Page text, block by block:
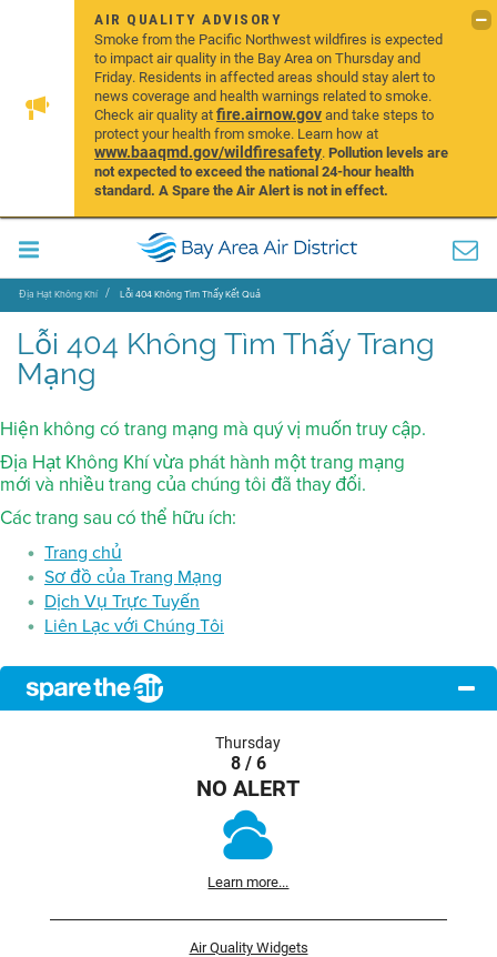
AIR QUALITY ADVISORY
Smoke from the Pacific Northwest wildfires is expected
to impact air quality in the Bay Area on Thursday and
Friday. Residents in affected areas should stay alert to
news coverage and health warnings related to smoke.
Check air quality atfire.airnow.govand take steps to
protect your health from smoke. Learn how at
www.baaqmd.gov/wildfiresafety.Pollution levels are
not expected to exceed the national 24-hour health
standard. A Spare the Air Alert is not in effect.
Địa Hạt Không Khí Lỗi 404 Không Tìm Thấy Kết Quả
Lỗi 404 Không Tìm Thấy Trang
Mạng
Hiện không có trang mạng mà quý vị muốn truy cập.
Địa Hạt Không Khí vừa phát hành một trang mạng
mới và nhiều trang của chúng tôi đã thay đổi.
Các trang sau có thể hữu ích:
Trang chủ
Sơ đồ của Trang Mạng
Dịch Vụ Trực Tuyến
Liên Lạc với Chúng Tôi
Thursday
8 / 6
NO ALERT
Learn more...
Air Quality Widgets